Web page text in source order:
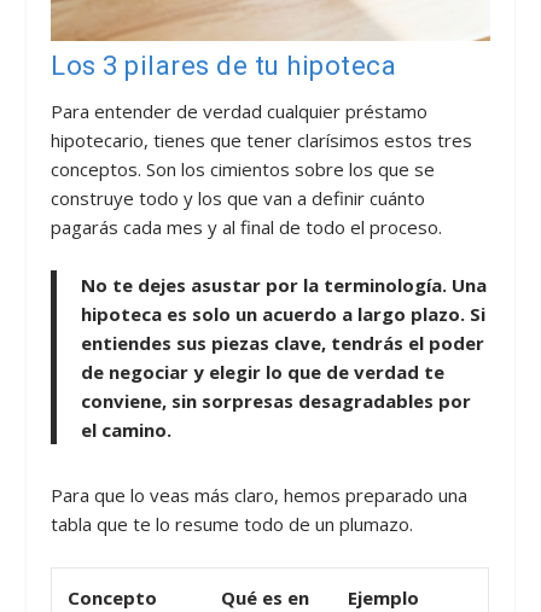
Los 3 pilares de tu hipoteca
Para entender de verdad cualquier préstamo
hipotecario, tienes que tener clarísimos estos tres
conceptos. Son los cimientos sobre los que se
construye todo y los que van a definir cuánto
pagarás cada mes y al final de todo el proceso.
No te dejes asustar por la terminología. Una
hipoteca es solo un acuerdo a largo plazo. Si
entiendes sus piezas clave, tendrás el poder
de negociar y elegir lo que de verdad te
conviene, sin sorpresas desagradables por
el camino.
Para que lo veas más claro, hemos preparado una
tabla que te lo resume todo de un plumazo.
Concepto
Qué es en
Ejemplo